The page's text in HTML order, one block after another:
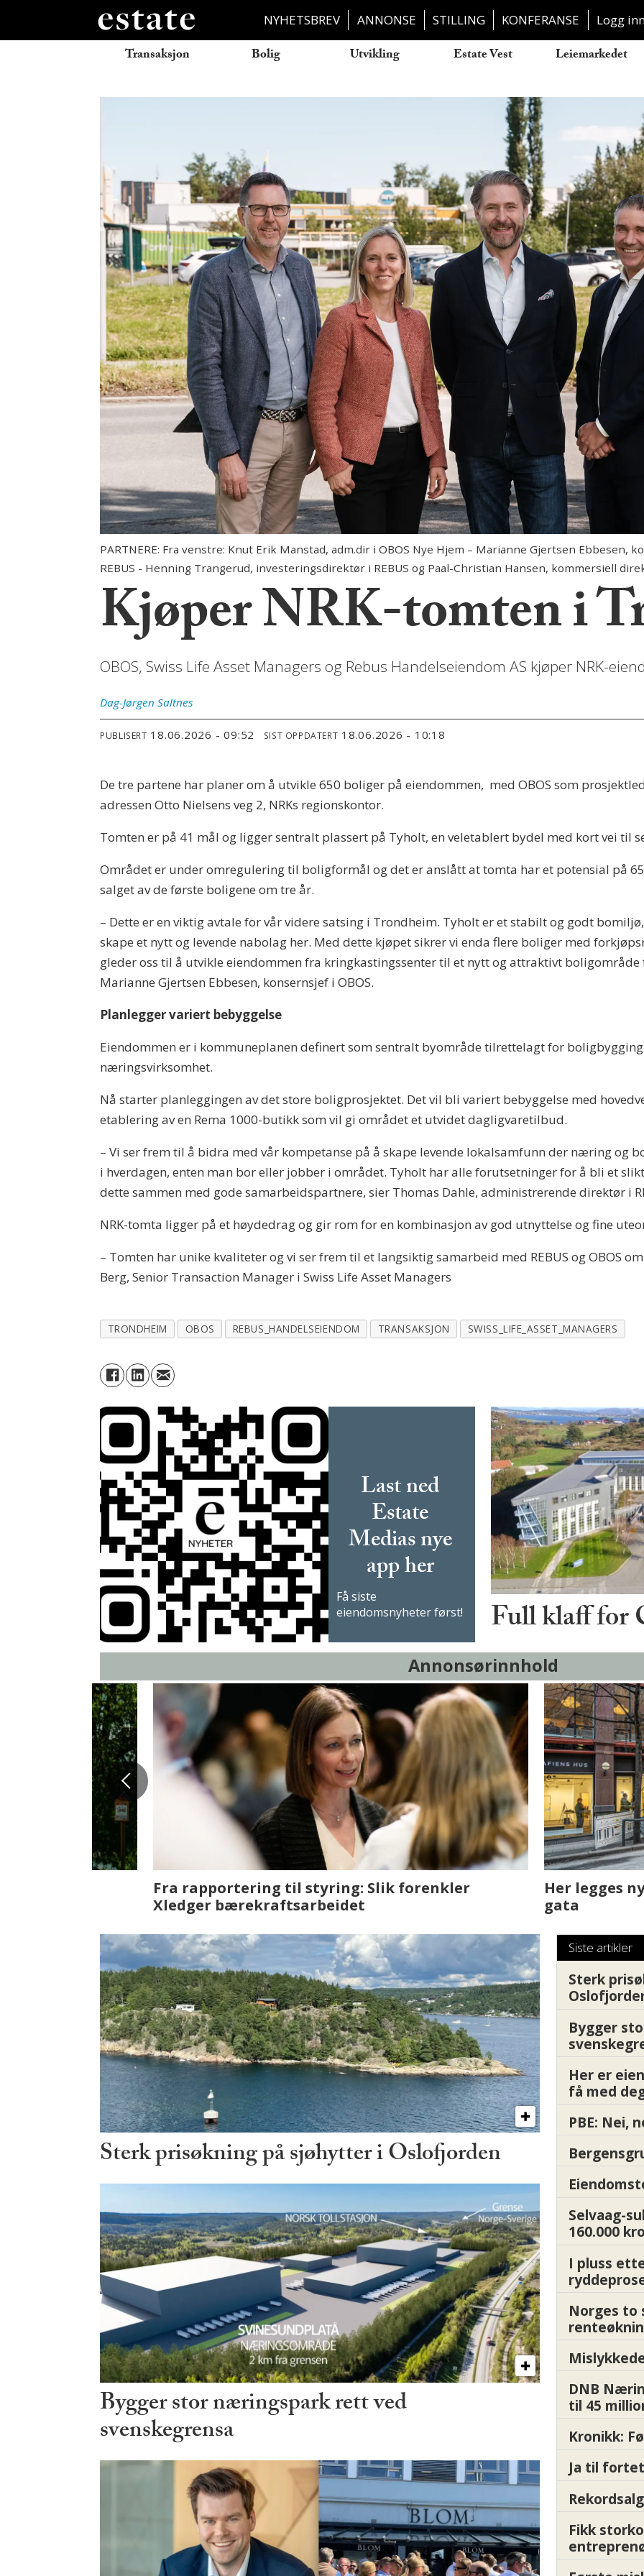
NYHETSBREV ANNONSE STILLING KONFERANSE Logg
Transaksjon Bolig Utvikling Estate Vest Leiemarkedet
PARTNERE: Fra venstre: Knut Erik Manstad, adm.dir i OBOS Nye Hjem – Marianne Gjertsen Ebbesen,
REBUS - Henning Trangerud, investeringsdirektør i REBUS og Paal-Christian Hansen, kommersiell
Kjøper NRK-tomten i
OBOS, Swiss Life Asset Managers og Rebus Handelseiendom AS kjøper NRK-
Dag-Jørgen Saltnes
PUBLISERT 18.06.2026 - 09:52 SIST OPPDATERT 18.06.2026 - 10:18
De tre partene har planer om å utvikle 650 boliger på eiendommen, med OBOS som
adressen Otto Nielsens veg 2, NRKs regionskontor.
Tomten er på 41 mål og ligger sentralt plassert på Tyholt, en veletablert bydel med kort vei til
Området er under omregulering til boligformål og det er anslått at tomta har et potensial på
salget av de første boligene om tre år.
– Dette er en viktig avtale for vår videre satsing i Trondheim. Tyholt er et stabilt og godt
skape et nytt og levende nabolag her. Med dette kjøpet sikrer vi enda flere boliger med
gleder oss til å utvikle eiendommen fra kringkastingssenter til et nytt og attraktivt
Marianne Gjertsen Ebbesen, konsernsjef i OBOS.
Planlegger variert bebyggelse
Eiendommen er i kommuneplanen definert som sentralt byområde tilrettelagt for
næringsvirksomhet.
Nå starter planleggingen av det store boligprosjektet. Det vil bli variert bebyggelse med
etablering av en Rema 1000-butikk som vil gi området et utvidet dagligvaretilbud.
– Vi ser frem til å bidra med vår kompetanse på å skape levende lokalsamfunn der næring og
i hverdagen, enten man bor eller jobber i området. Tyholt har alle forutsetninger for å bli et
dette sammen med gode samarbeidspartnere, sier Thomas Dahle, administrerende direktør i
NRK-tomta ligger på et høydedrag og gir rom for en kombinasjon av god utnyttelse og fine
– Tomten har unike kvaliteter og vi ser frem til et langsiktig samarbeid med REBUS og OBOS
Berg, Senior Transaction Manager i Swiss Life Asset Managers
TRONDHEIM OBOS REBUS_HANDELSEIENDOM TRANSAKSJON SWISS_LIFE_ASSET_MANAGERS
Last ned
Estate
Medias nye
app her
Få siste
eiendomsnyheter først!
Full klaff for
Annonsørinnhold
Fenistra endrer eiendomsbransjen med AI. Slik
ser vi på fremtiden
Det er i Drammen
Sterk prisøkning på sjøhytter i Oslofjorden
Bygger stor næringspark rett ved
svenskegrensa
Siste artikler
Sterk
Bygger
Her er
få med
PBE: Nei,
Selvaag-
160.000
I pluss
Norges to
DNB
til 45
Kronikk:
Ja til
Fikk